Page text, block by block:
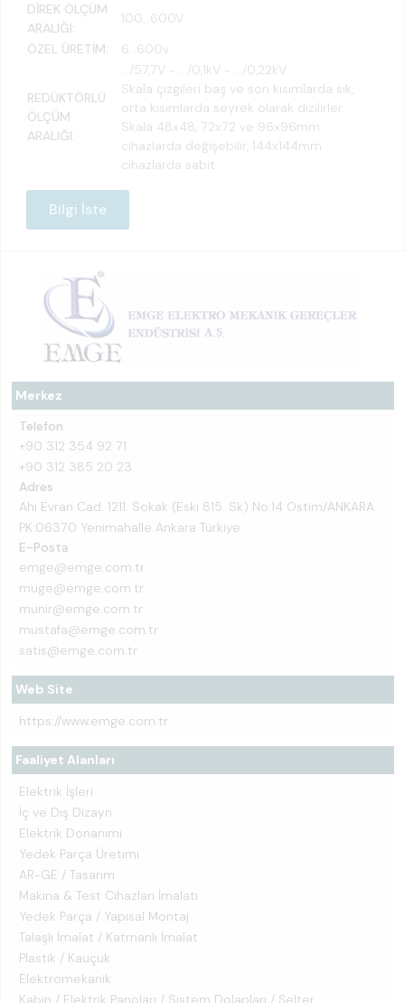
Merkez
Telefon
+90 312 354 92 71
+90 312 385 20 23
Adres
Ahi Evran Cad. 1211. Sokak (Eski 815. Sk) No:14 Ostim/ANKARA
PK:06370 Yenimahalle Ankara Türkiye
E-Posta
emge@emge.com.tr
muge@emge.com.tr
munir@emge.com.tr
mustafa@emge.com.tr
satis@emge.com.tr
Web Site
https://www.emge.com.tr
Faaliyet Alanları
Elektrik İşleri
İç ve Dış Dizayn
Elektrik Donanımı
Yedek Parça Üretimi
AR-GE / Tasarım
Makina & Test Cihazları İmalatı
Yedek Parça / Yapısal Montaj
Talaşlı İmalat / Katmanlı İmalat
Plastik / Kauçuk
Elektromekanik
Kabin / Elektrik Panoları / Sistem Dolapları / Şelter
DİREK ÖLÇÜM
ARALIĞI:
100...600V
ÖZEL ÜRETİM:
6...600v
REDÜKTÖRLÜ
ÖLÇÜM
ARALIĞI:
.../57,7V - .../0,1kV - .../0,22kV
Skala çizgileri baş ve son kısımlarda sık,
orta kısımlarda seyrek olarak dizilirler.
Skala 48x48, 72x72 ve 96x96mm
cihazlarda değişebilir, 144x144mm
cihazlarda sabit
Bilgi İste